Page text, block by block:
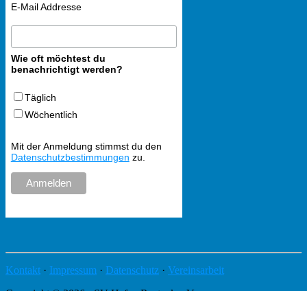
E-Mail Addresse
Wie oft möchtest du
benachrichtigt werden?
Täglich
Wöchentlich
Mit der Anmeldung stimmst du den
Datenschutzbestimmungen zu.
Kontakt · Impressum · Datenschutz · Vereinsarbeit